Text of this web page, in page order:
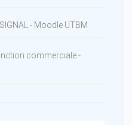
- Moodle UTBM
commerciale -